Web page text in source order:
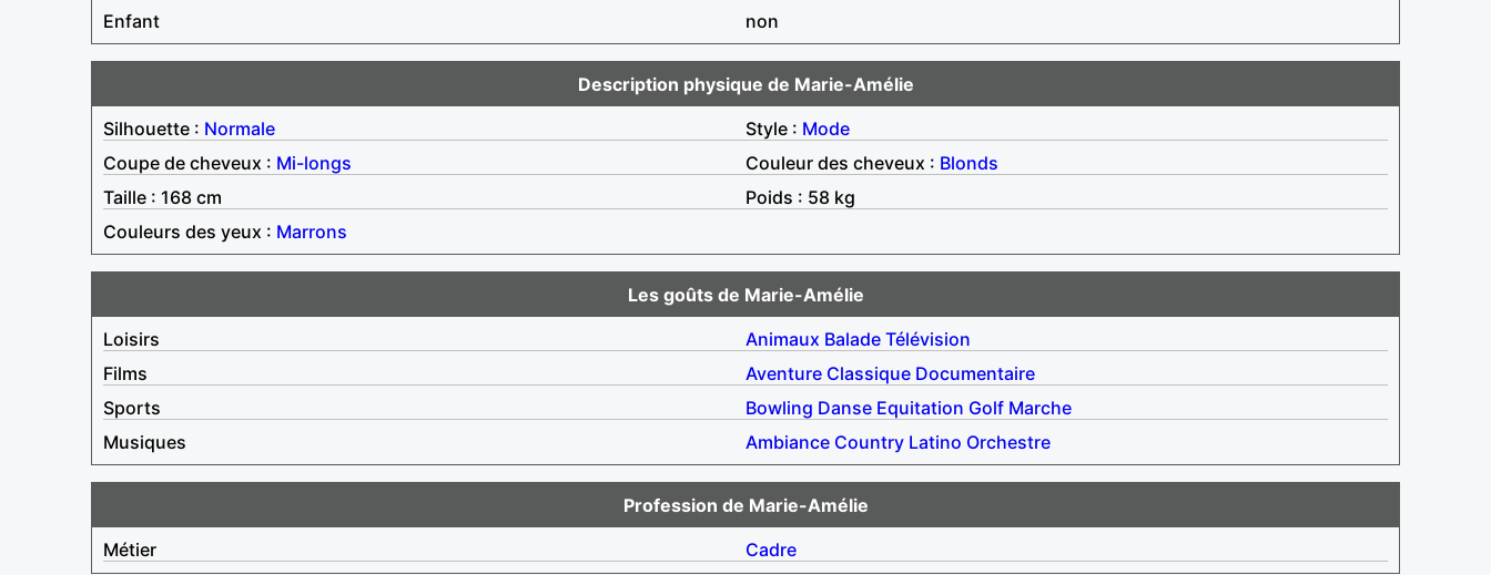
Enfant
non
Description physique de Marie-Amélie
Silhouette : Normale Style : Mode
Coupe de cheveux : Mi-longs Couleur des cheveux : Blonds
Taille : 168 cm
Poids : 58 kg
Couleurs des yeux : Marrons
Les goûts de Marie-Amélie
Loisirs
Animaux Balade Télévision
Films
Aventure Classique Documentaire
Sports
Bowling Danse Equitation Golf Marche
Musiques
Ambiance Country Latino Orchestre
Profession de Marie-Amélie
Métier
Cadre